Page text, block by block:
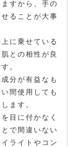
すから、手の
ることが大事
に乗せている
との相性が良
。
分が有益なも
間使用しても
ます。
目に付かなく
で間違いない
ライトやコン